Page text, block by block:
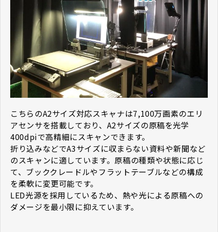
こちらのA2サイズ対応スキャナは7,100万画素のエリ
アセンサを搭載しており、A2サイズの原稿を光学
400dpiで高精細にスキャンできます。
折り込みなどでA3サイズに収まらない資料や新聞など
のスキャンに適しています。原稿の種類や状態に応じ
て、ブッククレードルやフラットテーブルなどの構成
を柔軟に変更可能です。
LED光源を採用しているため、熱や光による原稿への
ダメージを最小限に抑えています。